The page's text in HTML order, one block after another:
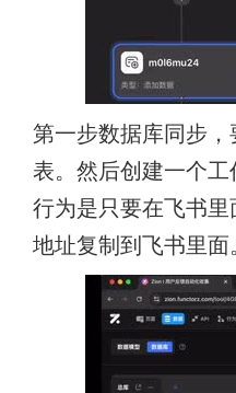
第一步数据库同步
表。然后创建一个
行为是只要在飞书
地址复制到飞书里面